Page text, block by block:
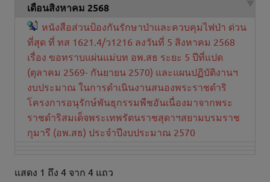
เดือนสิงหาคม 2568
หนังสือส่วนป้องกันรักษาป่าและควบคุมไฟป่า ด่วน
ที่สุด ที่ ทส 1621.4/ว1216 ลงวันที่ 5 สิงหาคม 2568
เรื่อง ขอทราบแผ่นแม่บท อพ.สธ ระยะ 5 ปีที่แปด
(ตุลาคม 2569- กันยายน 2570) และแผนปฏิบัติงานฯ
งบประมาณ ในการดำเนินงานสนองพระราชดำริ
โครงการอนุรักษ์พันธุกรรมพืชอันเนื่องมาจากพระ
ราชดำริสมเด็จพระเทพรัตนราชสุดาฯสยามบรมราช
กุมารี (อพ.สธ) ประจำปีงบประมาณ 2570
แสดง 1 ถึง 4 จาก 4 แถว